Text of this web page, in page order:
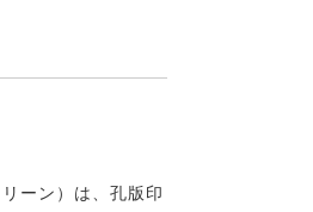
ーン）は、孔版印